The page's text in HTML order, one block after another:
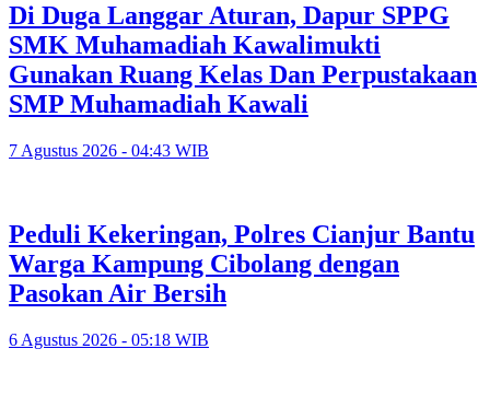
Di Duga Langgar Aturan, Dapur SPPG
SMK Muhamadiah Kawalimukti
Gunakan Ruang Kelas Dan Perpustakaan
SMP Muhamadiah Kawali
7 Agustus 2026 - 04:43 WIB
Peduli Kekeringan, Polres Cianjur Bantu
Warga Kampung Cibolang dengan
Pasokan Air Bersih
6 Agustus 2026 - 05:18 WIB